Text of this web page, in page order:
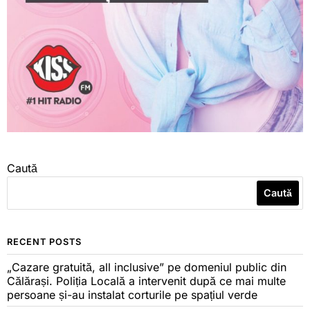
Caută
Caută
RECENT POSTS
„Cazare gratuită, all inclusive” pe domeniul public din
Călărași. Poliția Locală a intervenit după ce mai multe
persoane și-au instalat corturile pe spațiul verde